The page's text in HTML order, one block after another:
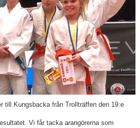
till Kungsbacka från Trollträffen den 19:e
Vi får tacka arangörerna som